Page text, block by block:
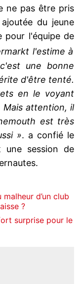
ne pas être pris
du jeune
pour l'équipe de
l'estime à
une bonne
d'être tenté.
en le voyant
attention, il
est très
». a confié le
une session de
d’un club
?
surprise pour le